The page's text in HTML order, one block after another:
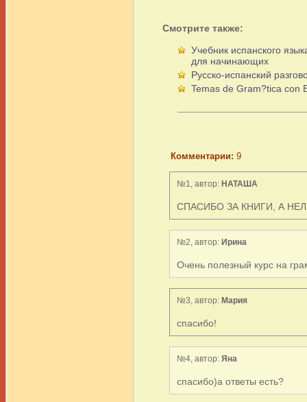
Смотрите также:
Учебник испанского
для начинающих
Русско-испанский
Temas de Gram?tica con
Комментарии: 9
№1, автор: НАТАША
СПАСИБО ЗА КНИГИ, А
№2, автор: Ирина
Очень полезный курс на
№3, автор: Мария
спасибо!
№4, автор: Яна
спасибо)а ответы есть?